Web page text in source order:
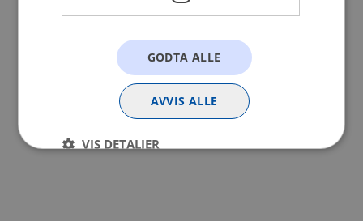
GODTA ALLE
AVVIS ALLE
VIS DETALJER